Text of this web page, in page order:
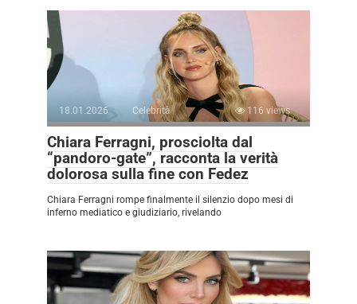
18.01.2026 Celebrità 116 views
Chiara Ferragni, prosciolta dal
“pandoro-gate”, racconta la verità
dolorosa sulla fine con Fedez
Chiara Ferragni rompe finalmente il silenzio dopo mesi di
inferno mediatico e giudiziario, rivelando